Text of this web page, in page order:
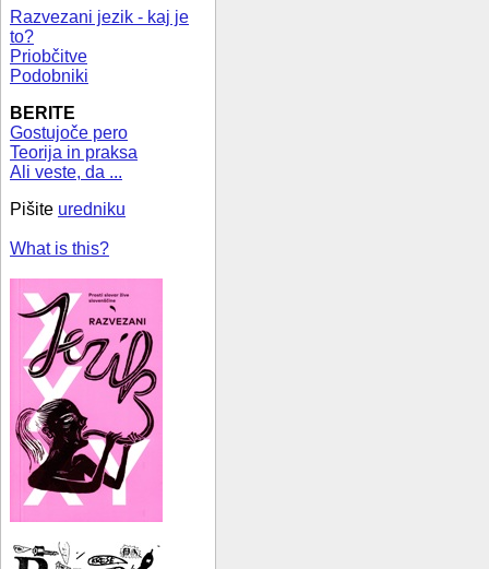
Razvezani jezik - kaj je
to?
Priobčitve
Podobniki
BERITE
Gostujoče pero
Teorija in praksa
Ali veste, da ...
Pišite uredniku
What is this?